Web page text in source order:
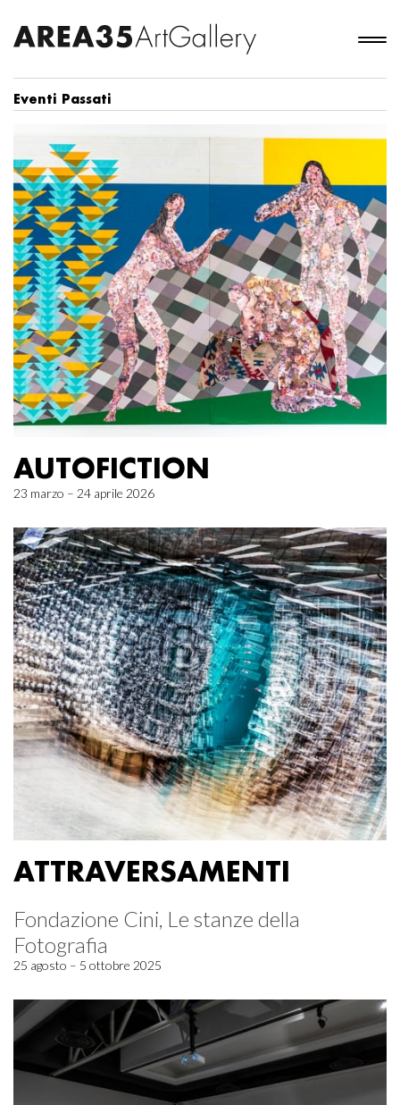
Eventi Passati
AUTOFICTION
23 marzo – 24 aprile 2026
ATTRAVERSAMENTI
Fondazione Cini, Le stanze della
Fotografia
25 agosto – 5 ottobre 2025